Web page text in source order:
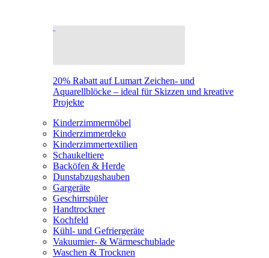
20% Rabatt auf Lumart Zeichen- und
Aquarellblöcke – ideal für Skizzen und kreative
Projekte
Kinderzimmermöbel
Kinderzimmerdeko
Kinderzimmertextilien
Schaukeltiere
Backöfen & Herde
Dunstabzugshauben
Gargeräte
Geschirrspüler
Handtrockner
Kochfeld
Kühl- und Gefriergeräte
Vakuumier- & Wärmeschublade
Waschen & Trocknen